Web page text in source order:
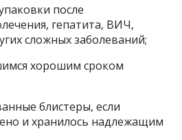
после
гепатита, ВИЧ,
сложных заболеваний;
хорошим сроком
блистеры, если
и хранилось надлежащим